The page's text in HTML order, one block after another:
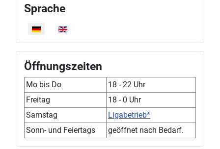
Sprache auswählen
Sprache
Öffnungszeiten
Mo bis Do
18 - 22 Uhr
Freitag
18 - 0 Uhr
Samstag
Ligabetrieb*
Sonn- und Feiertags
geöffnet nach Bedarf.